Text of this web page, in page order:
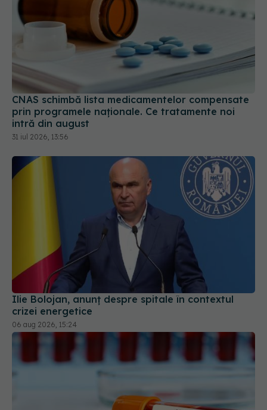
CNAS schimbă lista medicamentelor compensate
prin programele naționale. Ce tratamente noi
intră din august
31 iul 2026, 13:56
Ilie Bolojan, anunț despre spitale în contextul
crizei energetice
06 aug 2026, 15:24